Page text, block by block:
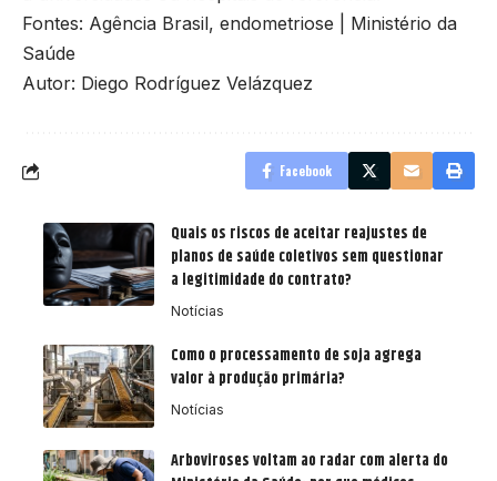
Fontes: Agência Brasil, endometriose
Ministério da
Saúde
Autor: Diego Rodríguez Velázquez
Facebook
Quais os riscos de aceitar reajustes de
planos de saúde coletivos sem questionar
a legitimidade do contrato?
Notícias
Como o processamento de soja agrega
valor à produção primária?
Notícias
Arboviroses voltam ao radar com alerta do